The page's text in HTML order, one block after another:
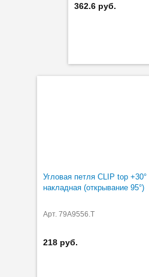
362.6 руб.
Угловая петля CLIP top +30° ||
накладная (открывание 95°)
Арт. 79A9556.T
218 руб.